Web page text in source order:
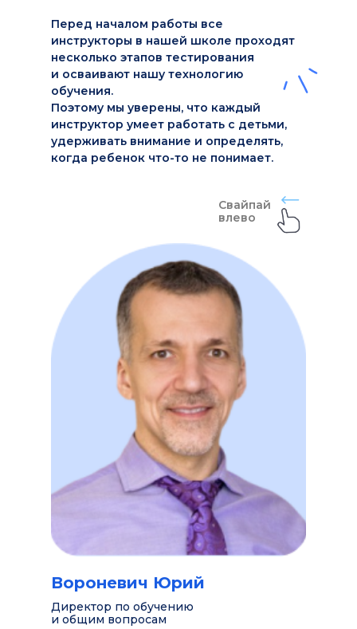
Поэтому мы уверены, что каждый
инструктор умеет работать с детьми,
удерживать внимание и определять,
когда ребенок что-то не понимает.
Перед началом работы все
инструкторы в нашей школе проходят
несколько этапов тестирования
и осваивают нашу технологию
обучения.
Свайпай
влево
Директор по обучению
и общим вопросам
Вороневич Юрий